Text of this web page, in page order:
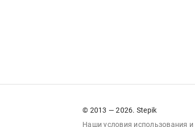
© 2013 — 2026. Stepik
Наши условия использования и